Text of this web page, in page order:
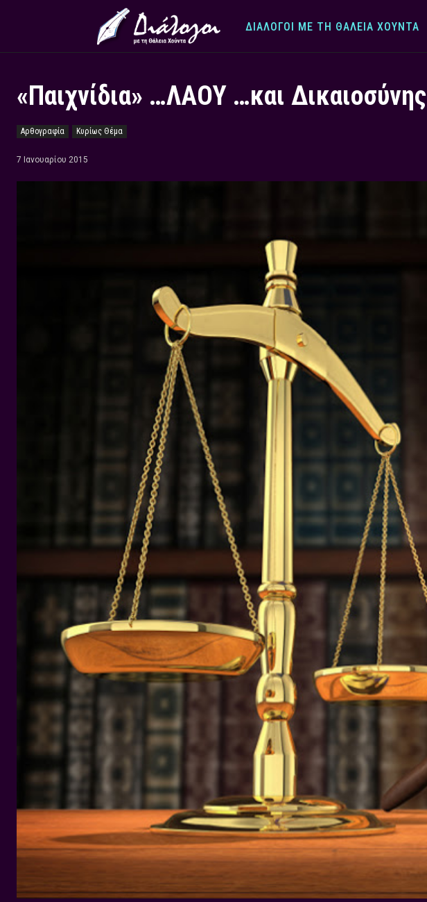
ΔΙΆΛΟΓΟΙ ΜΕ ΤΗ ΘΆΛΕΙΑ ΧΟΎΝΤΑ
«Παιχνίδια» …ΛΑΟΥ …και Δικαιοσύνης
Αρθογραφία Κυρίως Θέμα
7 Ιανουαρίου 2015